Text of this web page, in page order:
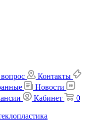
вопрос
Контакты
Новости
Кабинет
0